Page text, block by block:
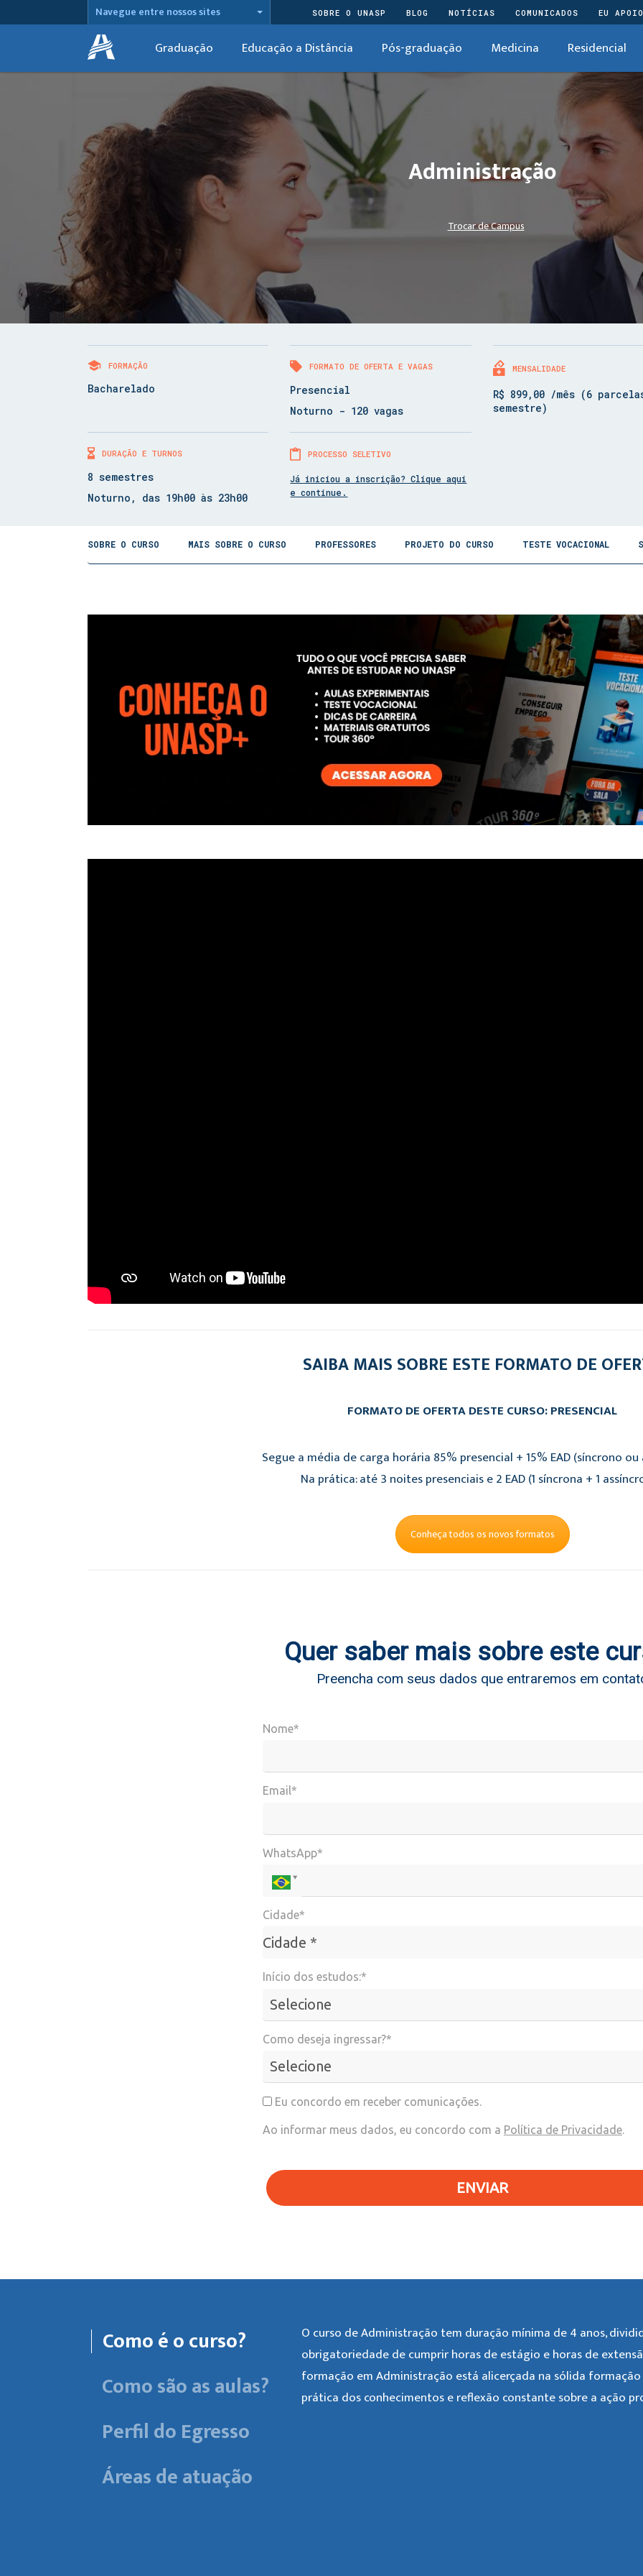
Navegue entre nossos sites SOBRE O UNASP BLOG NOTÍCIAS COMUNICADOS EU APOIO
Graduação Educação a Distância Pós-graduação Medicina Residencial
Administração
Trocar de Campus
FORMAÇÃO
Bacharelado
FORMATO DE OFERTA E VAGAS
Presencial
Noturno - 120 vagas
MENSALIDADE
R$ 899,00 /mês (6
semestre)
DURAÇÃO E TURNOS
8 semestres
Noturno, das 19h00 às 23h00
PROCESSO SELETIVO
Já iniciou a inscrição? Clique aqui
e continue.
SOBRE O CURSO MAIS SOBRE O CURSO PROFESSORES PROJETO DO CURSO TESTE VOCACIONAL
SAIBA MAIS SOBRE ESTE FORMATO DE
FORMATO DE OFERTA DESTE CURSO: PRESENCIAL
Segue a média de carga horária 85% presencial + 15% EAD (síncrono ou
Na prática: até 3 noites presenciais e 2 EAD (1 síncrona + 1
Conheça todos os novos formatos
Quer saber mais sobre este
Preencha com seus dados que entraremos em
Nome*
Email*
WhatsApp*
Cidade*
Cidade *
Cidade*
Início dos estudos:*
Como deseja ingressar?*
Eu concordo em receber comunicações.
Ao informar meus dados, eu concordo com a Política de Privacidade.
ENVIAR
Como é o curso?
Como são as aulas?
Perfil do Egresso
Áreas de atuação
O curso de Administração tem duração mínima de 4 anos,
obrigatoriedade de cumprir horas de estágio e horas de
formação em Administração está alicerçada na sólida
prática dos conhecimentos e reflexão constante sobre a ação